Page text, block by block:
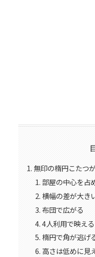
無印の楕円こたつ
部屋の中心を占
横幅の差が大き
布団で広がる
4人利用で映える
楕円で角が逃げ
高さは低めに見